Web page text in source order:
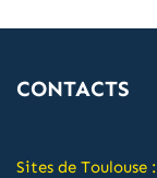
CONTACTS
Sites de Toulouse :